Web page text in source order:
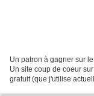
Un patron à gagner sur
Un site coup de coeur
gratuit (que j'utilise